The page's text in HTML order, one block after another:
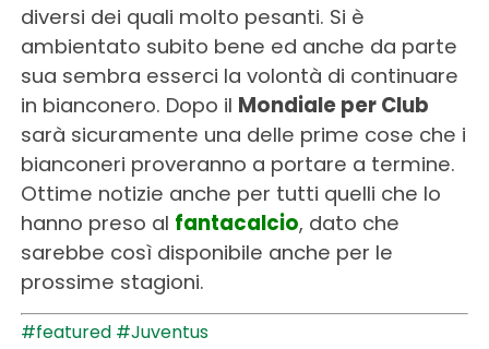
diversi dei quali molto pesanti. Si è
ambientato subito bene ed anche da parte
sua sembra esserci la volontà di continuare
in bianconero. Dopo il Mondiale per Club
sarà sicuramente una delle prime cose che i
bianconeri proveranno a portare a termine.
Ottime notizie anche per tutti quelli che lo
hanno preso al fantacalcio, dato che
sarebbe così disponibile anche per le
prossime stagioni.
#featured #Juventus